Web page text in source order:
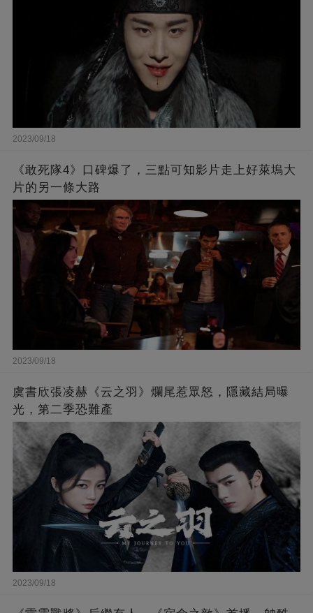
2023/09/18
《敢死隊4》口碑爆了，三點可知影片走上好萊塢大
片的另一條大路
2023/09/18
虞書欣張凌赫《云之羽》爛尾惹眾怒，隱藏結局曝
光，第二季恐難產
2023/09/18